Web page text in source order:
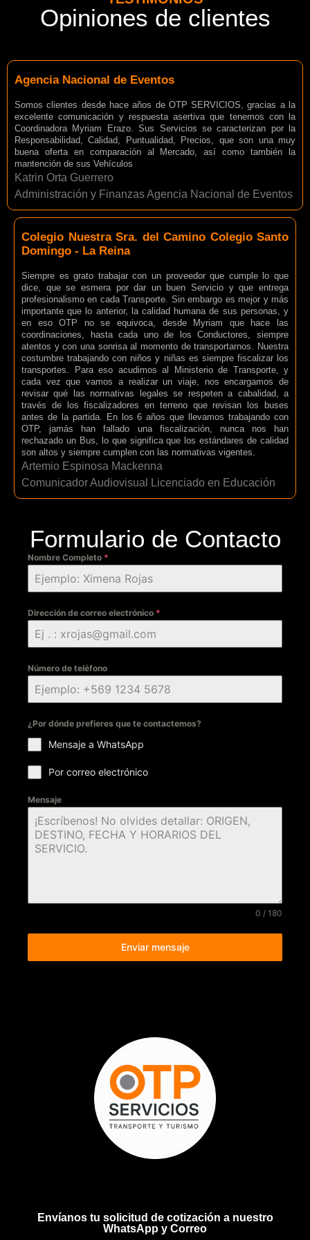
Opiniones de clientes
Agencia Nacional de Eventos
Somos clientes desde hace años de OTP SERVICIOS, gracias a la
excelente comunicación y respuesta asertiva que tenemos con la
Coordinadora Myriam Erazo. Sus Servicios se caracterizan por la
Responsabilidad, Calidad, Puntualidad, Precios, que son una muy
buena oferta en comparación al Mercado, así como también la
mantención de sus Vehículos
Katrin Orta Guerrero
Administración y Finanzas Agencia Nacional de Eventos
Colegio Nuestra Sra. del Camino Colegio Santo
Domingo - La Reina
Siempre es grato trabajar con un proveedor que cumple lo que
dice, que se esmera por dar un buen Servicio y que entrega
profesionalismo en cada Transporte. Sin embargo es mejor y más
importante que lo anterior, la calidad humana de sus personas, y
en eso OTP no se equivoca, desde Myriam que hace las
coordinaciones, hasta cada uno de los Conductores, siempre
atentos y con una sonrisa al momento de transportarnos. Nuestra
costumbre trabajando con niños y niñas es siempre fiscalizar los
transportes. Para eso acudimos al Ministerio de Transporte, y
cada vez que vamos a realizar un viaje, nos encargamos de
revisar qué las normativas legales se respeten a cabalidad, a
través de los fiscalizadores en terreno que revisan los buses
antes de la partida. En los 6 años que llevamos trabajando con
OTP, jamás han fallado una fiscalización, nunca nos han
rechazado un Bus, lo que significa que los estándares de calidad
son altos y siempre cumplen con las normativas vigentes.
Artemio Espinosa Mackenna
Comunicador Audiovisual Licenciado en Educación
Formulario de Contacto
Nombre Completo *
Dirección de correo electrónico *
Número de teléfono
¿Por dónde prefieres que te contactemos?
Mensaje a WhatsApp
Por correo electrónico
Mensaje
0 / 180
Enviar mensaje
Envíanos tu solicitud de cotización a nuestro
WhatsApp y Correo